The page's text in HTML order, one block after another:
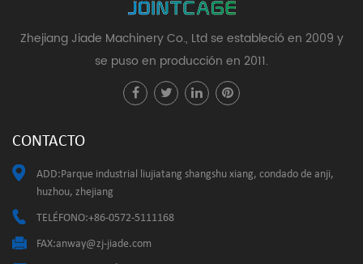
Zhejiang Jiade Machinery Co., Ltd se estableció en 2009 y
se puso en producción en 2011.
CONTACTO
ADD:Parque industrial liujiatang shangshu xiang, condado de anji,
huzhou, zhejiang
TELÉFONO:+86-0572-5111168
FAX:anway@zj-jiade.com